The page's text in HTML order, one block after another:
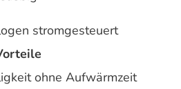
stromgesteuert
ohne Aufwärmzeit